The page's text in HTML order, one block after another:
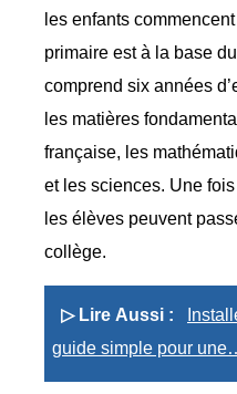
les enfants
primaire est à la base
comprend six années
les matières
française, les
et les sciences. Une
les élèves peuvent
collège.
▷ Lire Aussi :
guide simple pour